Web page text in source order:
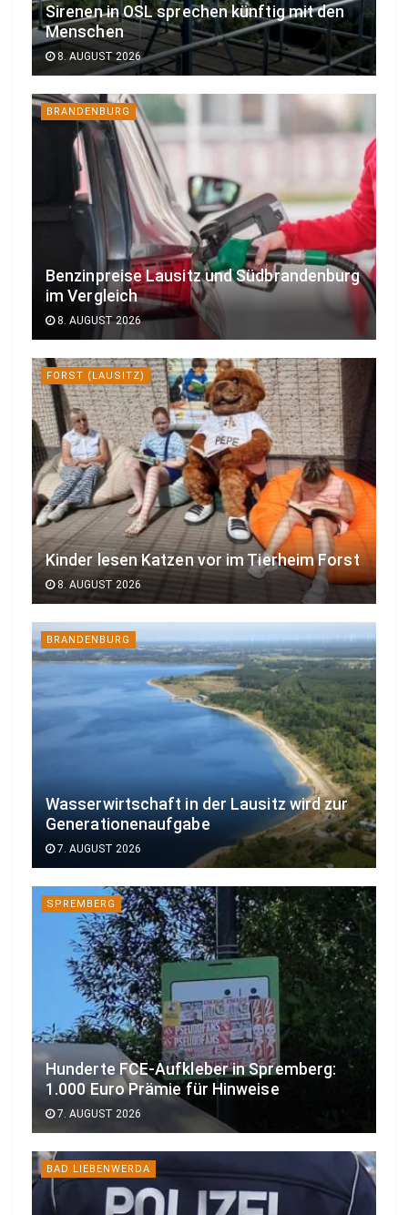
Sirenen in OSL sprechen künftig mit den
Menschen
8. AUGUST 2026
BRANDENBURG
Benzinpreise Lausitz und Südbrandenburg
im Vergleich
8. AUGUST 2026
FORST (LAUSITZ)
Kinder lesen Katzen vor im Tierheim Forst
8. AUGUST 2026
BRANDENBURG
Wasserwirtschaft in der Lausitz wird zur
Generationenaufgabe
7. AUGUST 2026
SPREMBERG
Hunderte FCE-Aufkleber in Spremberg:
1.000 Euro Prämie für Hinweise
7. AUGUST 2026
BAD LIEBENWERDA